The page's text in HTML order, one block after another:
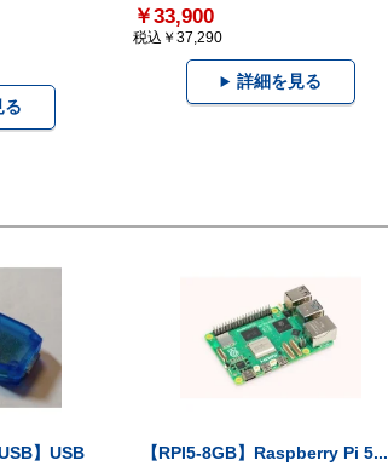
る
￥33,900
税込￥37,290
詳細を見る
】USB
【RPI5-8GB】Raspberry Pi 5...